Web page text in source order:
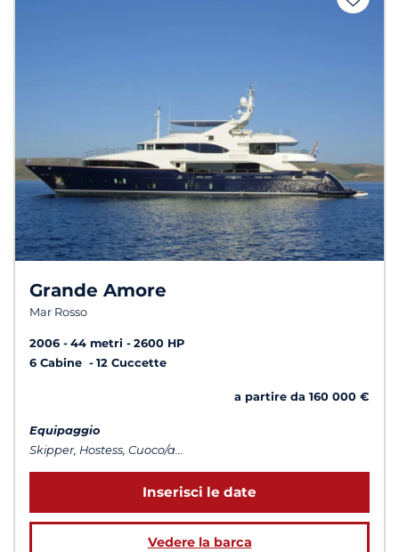
Grande Amore
Mar Rosso
2006 44 metri
2600 HP
6 Cabine
12 Cuccette
a partire da 160 000 €
Equipaggio
Skipper, Hostess, Cuoco/a...
Inserisci le date
Vedere la barca